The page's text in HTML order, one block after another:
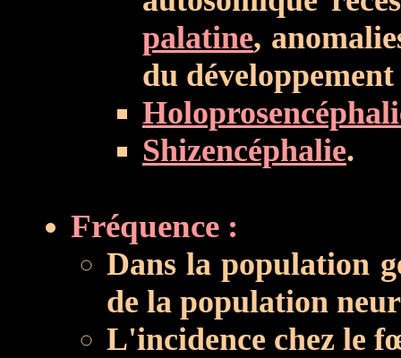
palatine,
du
Shizencéphalie.
Fréquence :
Dans la population
de la population
L'incidence chez le